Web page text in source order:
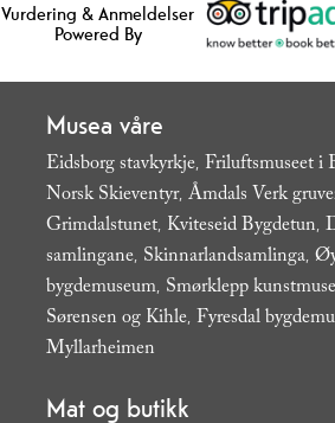
Vurdering & Anmeldelser
Powered By
Musea våre
Eidsborg stavkyrkje, Friluftsmuseet i
Norsk Skieventyr, Åmdals Verk
Grimdalstunet, Kviteseid Bygdetun,
samlingane, Skinnarlandsamlinga,
bygdemuseum, Smørklepp
Sørensen og Kihle, Fyresdal
Myllarheimen
Mat og butikk